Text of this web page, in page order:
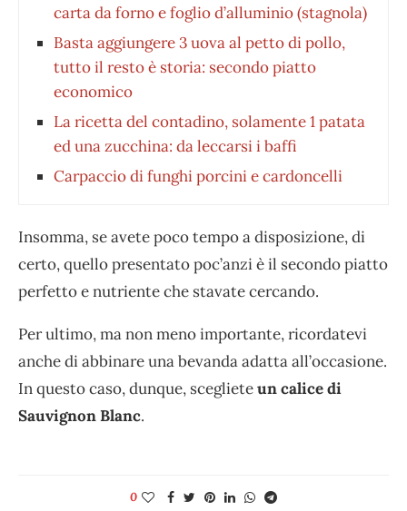
carta da forno e foglio d’alluminio (stagnola)
Basta aggiungere 3 uova al petto di pollo,
tutto il resto è storia: secondo piatto
economico
La ricetta del contadino, solamente 1 patata
ed una zucchina: da leccarsi i baffi
Carpaccio di funghi porcini e cardoncelli
Insomma, se avete poco tempo a disposizione, di
certo, quello presentato poc’anzi è il secondo piatto
perfetto e nutriente che stavate cercando.
Per ultimo, ma non meno importante, ricordatevi
anche di abbinare una bevanda adatta all’occasione.
In questo caso, dunque, sceglieteun calice di
Sauvignon Blanc.
0